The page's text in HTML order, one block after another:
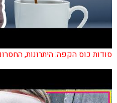
סודות כוס הקפה: היתרונות,